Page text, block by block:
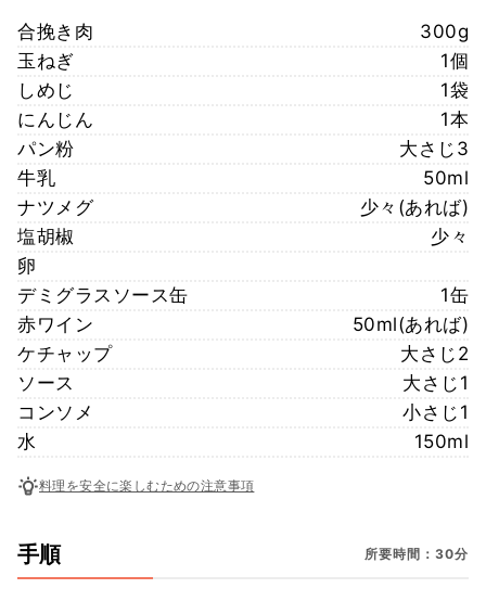
合挽き肉
300g
玉ねぎ
1個
しめじ
1袋
にんじん
1本
パン粉
大さじ3
牛乳
50ml
ナツメグ
少々(あれば)
塩胡椒
少々
卵
デミグラスソース缶
1缶
赤ワイン
50ml(あれば)
ケチャップ
大さじ2
ソース
大さじ1
コンソメ
小さじ1
水
150ml
料理を安全に楽しむための注意事項
手順 所要時間：30分